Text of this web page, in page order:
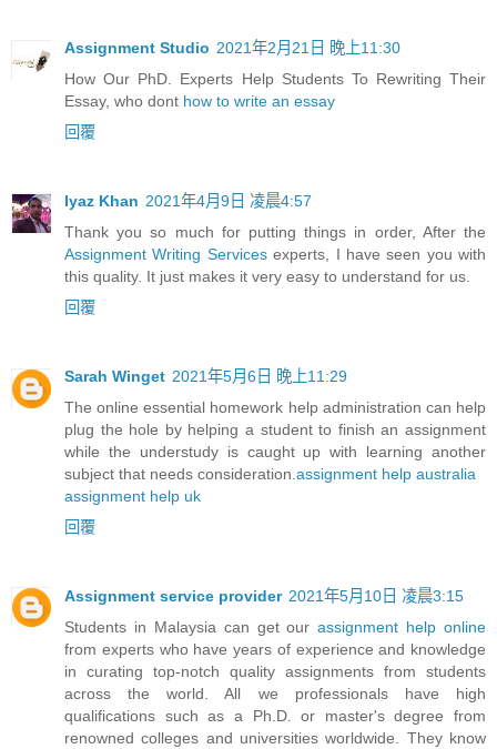
Assignment Studio 2021年2月21日 晚上11:30
How Our PhD. Experts Help Students To Rewriting Their
Essay, who dont how to write an essay
回覆
Iyaz Khan 2021年4月9日 凌晨4:57
Thank you so much for putting things in order, After the
Assignment Writing Servicesexperts, I have seen you with
this quality. It just makes it very easy to understand for us.
回覆
Sarah Winget 2021年5月6日 晚上11:29
The online essential homework help administration can help
plug the hole by helping a student to finish an assignment
while the understudy is caught up with learning another
subject that needs consideration. assignment help australia
assignment help uk
回覆
Assignment service provider 2021年5月10日 凌晨3:15
Students in Malaysia can get ourassignment help online
from experts who have years of experience and knowledge
in curating top-notch quality assignments from students
across the world. All we professionals have high
qualifications such as a Ph.D. or master's degree from
renowned colleges and universities worldwide. They know